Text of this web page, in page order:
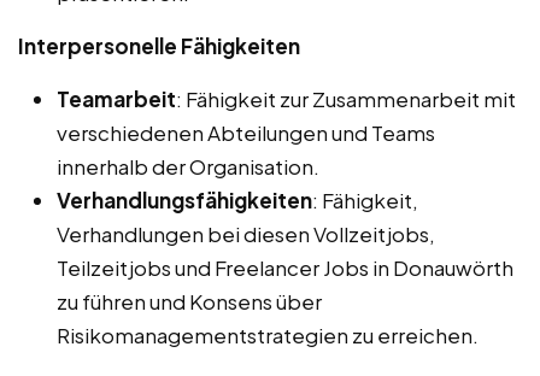
Interpersonelle Fähigkeiten
Teamarbeit: Fähigkeit zur Zusammenarbeit mit
verschiedenen Abteilungen und Teams
innerhalb der Organisation.
Verhandlungsfähigkeiten: Fähigkeit,
Verhandlungen bei diesen Vollzeitjobs,
Teilzeitjobs und Freelancer Jobs in Donauwörth
zu führen und Konsens über
Risikomanagementstrategien zu erreichen.